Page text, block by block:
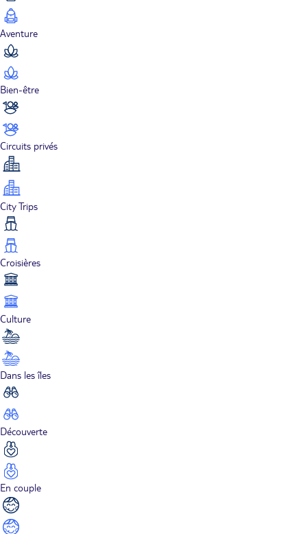
Aventure
Bien-être
Circuits privés
City Trips
Croisières
Culture
Dans les îles
Découverte
En couple